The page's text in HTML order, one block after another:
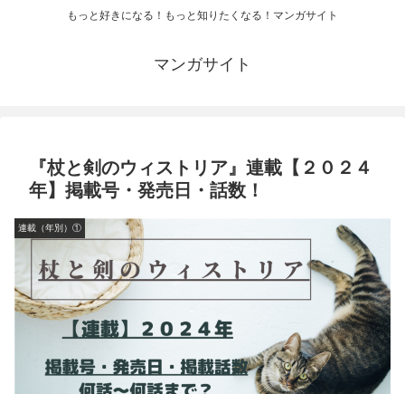
もっと好きになる！もっと知りたくなる！マンガサイト
マンガサイト
『杖と剣のウィストリア』連載【２０２４
年】掲載号・発売日・話数！
連載（年別）①